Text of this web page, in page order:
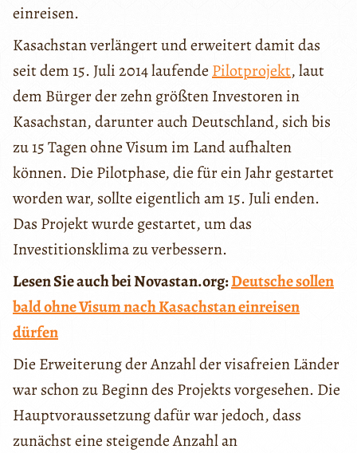
einreisen.
Kasachstan verlängert und erweitert damit das
seit dem 15. Juli 2014 laufende Pilotprojekt, laut
dem Bürger der zehn größten Investoren in
Kasachstan, darunter auch Deutschland, sich bis
zu 15 Tagen ohne Visum im Land aufhalten
können. Die Pilotphase, die für ein Jahr gestartet
worden war, sollte eigentlich am 15. Juli enden.
Das Projekt wurde gestartet, um das
Investitionsklima zu verbessern.
Lesen Sie auch bei Novastan.org:Deutsche sollen
bald ohne Visum nach Kasachstan einreisen
dürfen
Die Erweiterung der Anzahl der visafreien Länder
war schon zu Beginn des Projekts vorgesehen. Die
Hauptvoraussetzung dafür war jedoch, dass
zunächst eine steigende Anzahl an